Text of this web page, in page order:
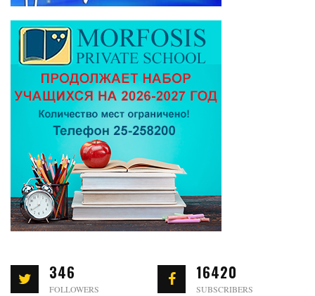
346
FOLLOWERS
16420
SUBSCRIBERS